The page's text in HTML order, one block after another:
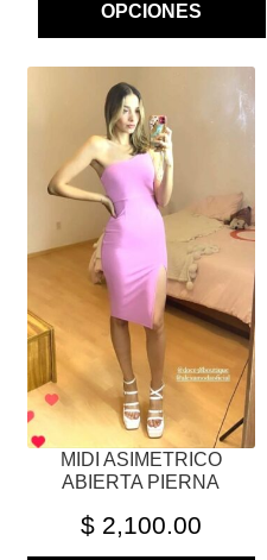
OPCIONES
MIDI ASIMETRICO
ABIERTA PIERNA
$2,100.00
PRODUCTO
MÚLTIPLES
VARIANTES.
OPCIONES
PUEDEN
ELEGIR
EN
LA
PÁGINA